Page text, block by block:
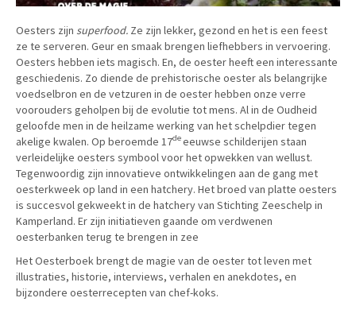
Oesters zijn superfood. Ze zijn lekker, gezond en het is een feest
ze te serveren. Geur en smaak brengen liefhebbers in vervoering.
Oesters hebben iets magisch. En, de oester heeft een interessante
geschiedenis. Zo diende de prehistorische oester als belangrijke
voedselbron en de vetzuren in de oester hebben onze verre
voorouders geholpen bij de evolutie tot mens. Al in de Oudheid
geloofde men in de heilzame werking van het schelpdier tegen
akelige kwalen. Op beroemde 17deeeuwse schilderijen staan
verleidelijke oesters symbool voor het opwekken van wellust.
Tegenwoordig zijn innovatieve ontwikkelingen aan de gang met
oesterkweek op land in een hatchery. Het broed van platte oesters
is succesvol gekweekt in de hatchery van Stichting Zeeschelp in
Kamperland. Er zijn initiatieven gaande om verdwenen
oesterbanken terug te brengen in zee
Het Oesterboek brengt de magie van de oester tot leven met
illustraties, historie, interviews, verhalen en anekdotes, en
bijzondere oesterrecepten van chef-koks.